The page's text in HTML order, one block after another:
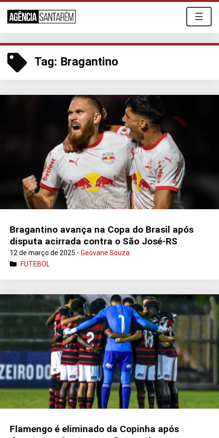
☰
Tag: Bragantino
Bragantino avança na Copa do Brasil após
disputa acirrada contra o São José-RS
12 de março de 2025 - Geovane Souza
FUTEBOL
Flamengo é eliminado da Copinha após